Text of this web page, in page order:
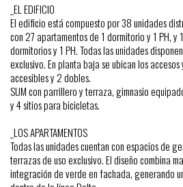
_EL EDIFICIO
El edificio está compuesto por 38 unidades
con 27 apartamentos de 1 dormitorio y 1 PH, y
dormitorios y 1 PH. Todas las unidades
exclusivo. En planta baja se ubican los
accesibles y 2 dobles.
SUM con parrillero y terraza, gimnasio
y 4 sitios para bicicletas.
_LOS APARTAMENTOS
Todas las unidades cuentan con espacios de
terrazas de uso exclusivo. El diseño combina
integración de verde en fachada, generando